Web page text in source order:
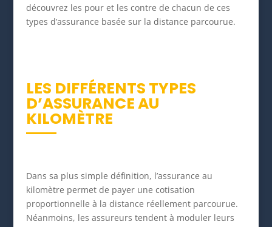
découvrez les pour et les contre de chacun de ces
types d’assurance basée sur la distance parcourue.
LES DIFFÉRENTS TYPES
D’ASSURANCE AU
KILOMÈTRE
Dans sa plus simple définition, l’assurance au
kilomètre permet de payer une cotisation
proportionnelle à la distance réellement parcourue.
Néanmoins, les assureurs tendent à moduler leurs